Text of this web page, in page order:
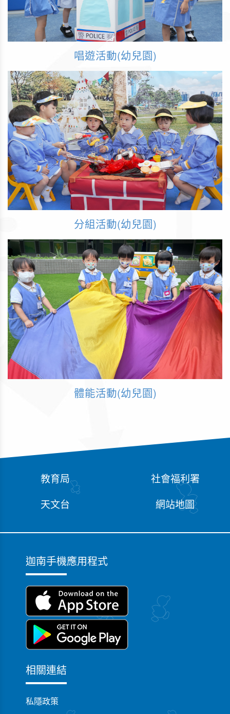
唱遊活動(幼兒園)
分組活動(幼兒園)
體能活動(幼兒園)
教育局
社會福利署
天文台
網站地圖
迦南手機應用程式
相關連結
私隱政策